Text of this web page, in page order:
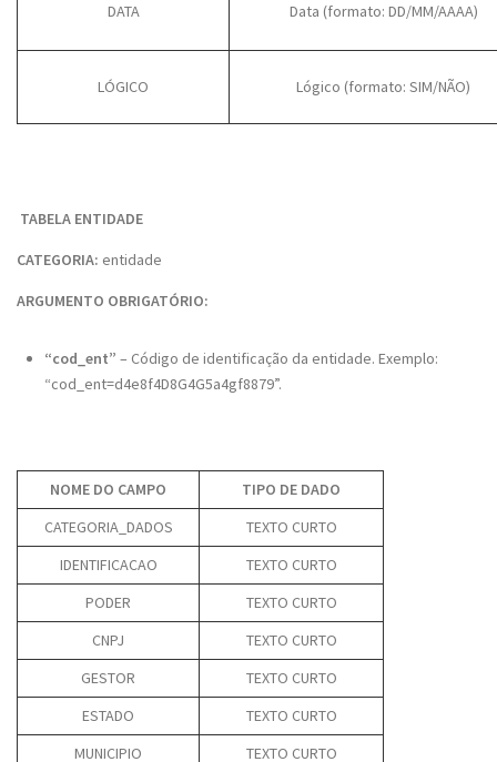
DATA Data (formato: DD/MM/AAAA)
LÓGICO Lógico (formato: SIM/NÃO)
TABELA ENTIDADE
CATEGORIA: entidade
ARGUMENTO OBRIGATÓRIO:
“cod_ent” – Código de identificação da entidade. Exemplo:
“cod_ent=d4e8f4D8G4G5a4gf8879”.
NOME DO CAMPO
TIPO DE DADO
CATEGORIA_DADOS
TEXTO CURTO
IDENTIFICACAO
TEXTO CURTO
PODER
TEXTO CURTO
CNPJ
TEXTO CURTO
GESTOR
TEXTO CURTO
ESTADO
TEXTO CURTO
MUNICIPIO
TEXTO CURTO